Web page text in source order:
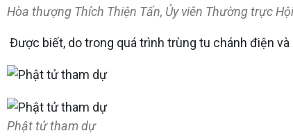
Hòa thượng Thích Thiện Tấn, Ủy viên Thường trực
Được biết, do trong quá trình trùng tu chánh điện
Phật tử tham dự